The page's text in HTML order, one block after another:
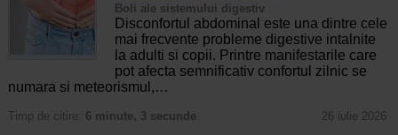
Boli ale sistemului digestiv
Disconfortul abdominal este una dintre cele
mai frecvente probleme digestive intalnite
la adulti si copii. Printre manifestarile care
pot afecta semnificativ confortul zilnic se
numara si meteorismul,…
Timp de citire: 6 minute, 3 secunde 26 iulie 2026